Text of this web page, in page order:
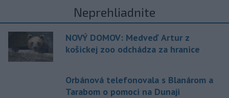
Neprehliadnite
NOVÝ DOMOV: Medveď Artur z
košickej zoo odchádza za hranice
Orbánová telefonovala s Blanárom a
Tarabom o pomoci na Dunaji